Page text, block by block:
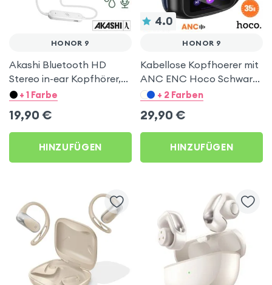
HONOR 9
Akashi Bluetooth HD
Stereo in-ear Kopfhörer,
Geräuschunterdrückung,
Honor 9
+ 1 Farbe
19,90 €
HINZUFÜGEN
4.0
HONOR 9
Kabellose Kopfhoerer mit
ANC ENC Hoco Schwarz
für Honor 9
+ 2 Farben
29,90 €
HINZUFÜGEN